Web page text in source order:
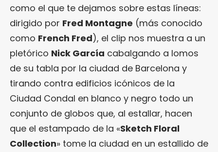
como el que te dejamos sobre estas líneas:
dirigido por Fred Montagne (más conocido
como French Fred), el clip nos muestra a un
pletórico Nick García cabalgando a lomos
de su tabla por la ciudad de Barcelona y
tirando contra edificios icónicos de la
Ciudad Condal en blanco y negro todo un
conjunto de globos que, al estallar, hacen
que el estampado de la «Sketch Floral
Collection» tome la ciudad en un estallido de